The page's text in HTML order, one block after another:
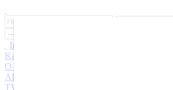
Inzerce
Kariérní poradenství
O nás
AKADEMIE
TV